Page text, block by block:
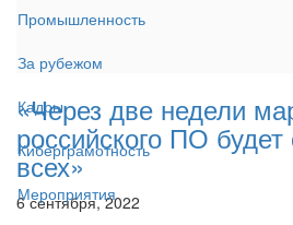
Промышленность
За рубежом
Кадры
Киберграмотность
Мероприятия
«Через две недели
российского ПО
всех»
6 сентября, 2022